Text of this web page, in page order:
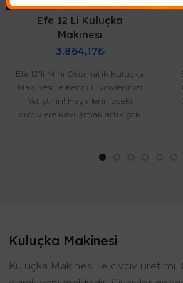
Efe 12 Li Kuluçka
Makinesi
3.864,17₺
Efe 12'li Mini Otomatik Kuluçka
Makinesi ile Kendi Civcivlerinizi
Yetiştirin! Hayallerinizdeki
civcivlere kavuşmak artık çok
Kuluçka Makinesi
Kuluçka Makinesi ile civciv üretimi,